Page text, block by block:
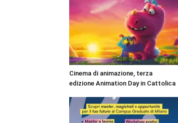
Cinema di animazione, terza
edizione Animation Day in Cattolica